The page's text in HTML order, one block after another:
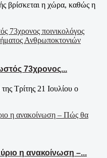
βρίσκεται η χώρα, καθώς η
73χρονος...
Τρίτης 21 Ιουλίου ο
η ανακοίνωση –...